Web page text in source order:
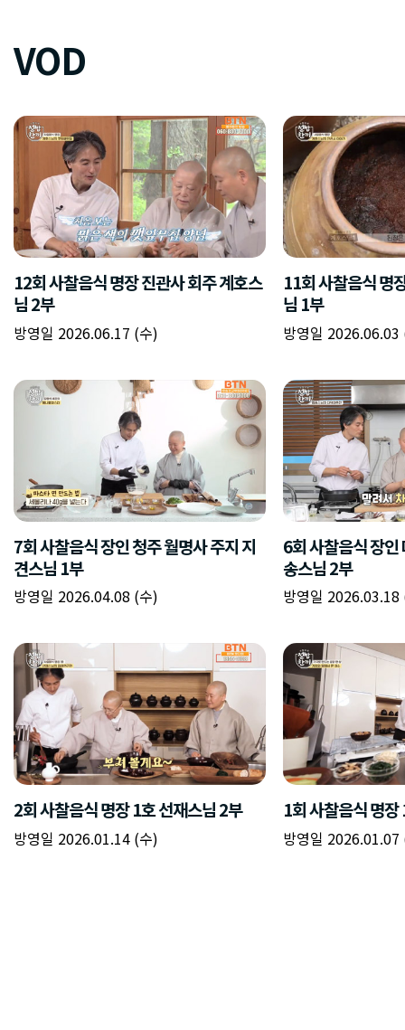
VOD
12회 사찰음식 명장 진관사 회주 계호스
님 2부
방영일 2026.06.17 (수)
11회 사찰음식 명
님 1부
방영일 2026.06.03
7회 사찰음식 장인 청주 월명사 주지 지
견스님 1부
방영일 2026.04.08 (수)
6회 사찰음식 장인
송스님 2부
방영일 2026.03.18
2회 사찰음식 명장 1호 선재스님 2부
방영일 2026.01.14 (수)
1회 사찰음식 명
방영일 2026.01.07